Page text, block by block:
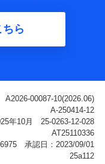
ト利用履歴などが
ット利用時の行動に
時の行動に関する情
称・購入場所・決済
関する情報などが含
ら